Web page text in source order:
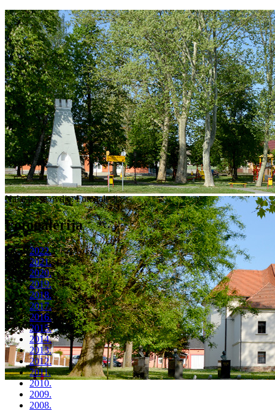
Nalazite se ovdje:Fotogalerija
Fotogalerija
2022.
2021.
2020.
2019.
2018.
2017.
2016.
2015.
2014.
2013.
2012.
2011.
2010.
2009.
2008.